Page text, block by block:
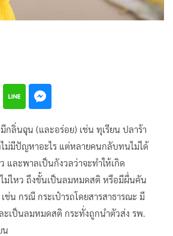
ลิ่นฉุน (และอร่อย) เช่น ทุเรียน ปลาร้า
ม่มีปัญหาอะไร แต่หลายคนกลับทนไม่ได้
และพาลเป็นกังวลว่าจะทำให้เกิด
ม่ไหว ถึงขั้นเป็นลมหมดสติ หรือมีผื่นคัน
ช่น กรณี กระเป๋ารถโดยสารสาธารณะ มี
เป็นลมหมดสติ กระทั่งถูกนำตัวส่ง รพ.
น